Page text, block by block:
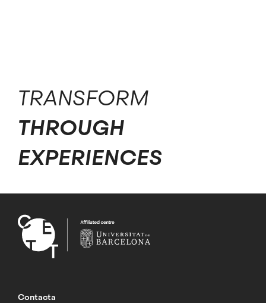
TRANSFORM
THROUGH
EXPERIENCES
Contacta